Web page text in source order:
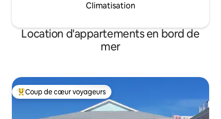
Climatisation
Location d'appartements en bord de
mer
Coups de cœur voyageurs les plus appréciés
Coup de cœur voyageurs